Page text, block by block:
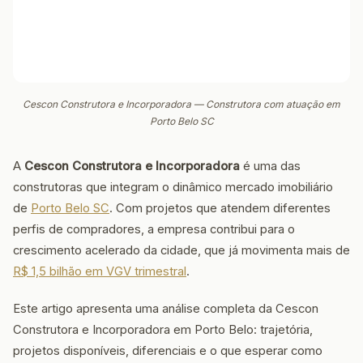
Cescon Construtora e Incorporadora — Construtora com atuação em
Porto Belo SC
A Cescon Construtora e Incorporadora é uma das
construtoras que integram o dinâmico mercado imobiliário
de Porto Belo SC. Com projetos que atendem diferentes
perfis de compradores, a empresa contribui para o
crescimento acelerado da cidade, que já movimenta mais de
R$ 1,5 bilhão em VGV trimestral.
Este artigo apresenta uma análise completa da Cescon
Construtora e Incorporadora em Porto Belo: trajetória,
projetos disponíveis, diferenciais e o que esperar como